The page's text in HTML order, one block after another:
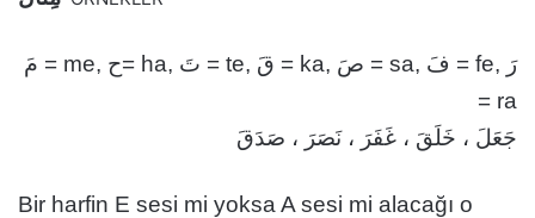
مَ = me, ح= ha, تَ = te, قَ = ka, صَ = sa, فَ = fe, رَ
= ra
جَعَلَ ، خَلَقَ ، غَفَرَ ، نَصَرَ ، صَدَقَ
Bir harfin E sesi mi yoksa A sesi mi alacağı o